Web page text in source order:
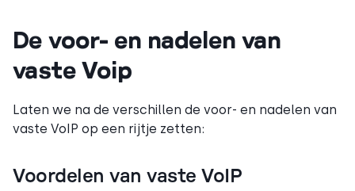
De voor- en nadelen van
vaste Voip
Laten we na de verschillen de voor- en nadelen van
vaste VoIP op een rijtje zetten:
Voordelen van vaste VoIP